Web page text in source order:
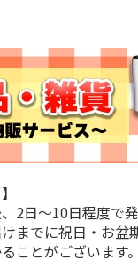
2日～10日程度で発
までに祝日・お盆
ことがございます